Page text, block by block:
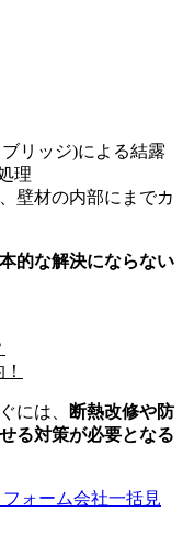
リッジ)による結露
理
壁材の内部にまでカ
的な解決にならない
には、
断熱改修や防
る対策が必要となる
フォーム会社一括見